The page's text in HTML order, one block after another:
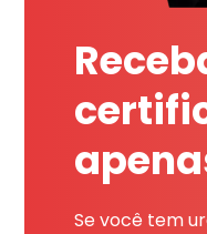
Se você tem